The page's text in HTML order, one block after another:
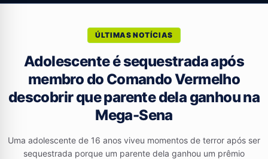
ÚLTIMAS NOTÍCIAS
Adolescente é sequestrada após
membro do Comando Vermelho
descobrir que parente dela ganhou na
Mega-Sena
Uma adolescente de 16 anos viveu momentos de terror após ser
sequestrada porque um parente dela ganhou um prêmio